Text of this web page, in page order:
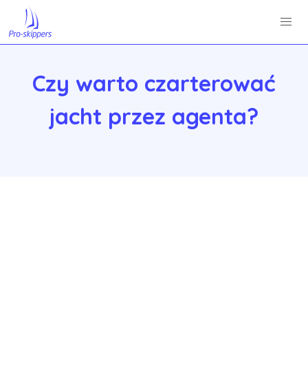
Czy warto czarterować
jacht przez agenta?